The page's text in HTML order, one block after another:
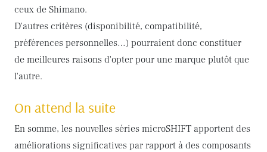
ceux de Shimano.
D'autres critères (disponibilité, compatibilité,
préférences personnelles…) pourraient donc constituer
de meilleures raisons d'opter pour une marque plutôt que
l'autre.
On attend la suite
En somme, les nouvelles séries microSHIFT apportent des
améliorations significatives par rapport à des composants